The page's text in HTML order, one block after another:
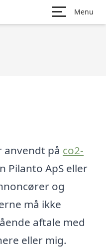
Menu
anvendt på co2-
Pilanto ApS eller
og
må ikke
aftale med
eller mig.